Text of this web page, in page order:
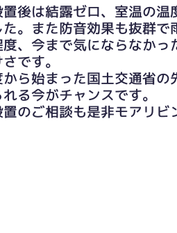
後は結露ゼロ、室温の
た。また防音効果も抜群
、今まで気にならなか
です。
ら始まった国土交通省
る今がチャンスです。
のご相談も是非モアリビ